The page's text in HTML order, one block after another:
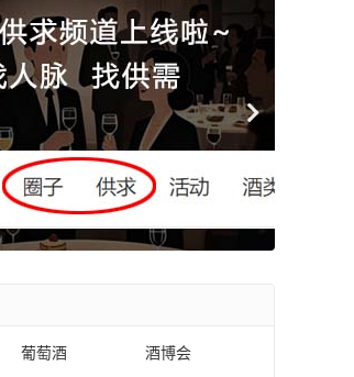
葡萄酒 酒博会